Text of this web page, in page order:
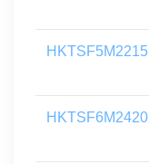
HKTSF5M2215
HKTSF6M2420